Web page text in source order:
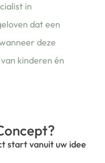
in
dat een
deze
kinderen én
start vanuit uw idee